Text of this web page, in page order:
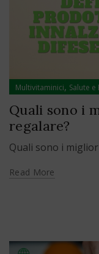
Multivitaminici, Salute e
Quali sono i
regalare?
Quali sono i
Read More